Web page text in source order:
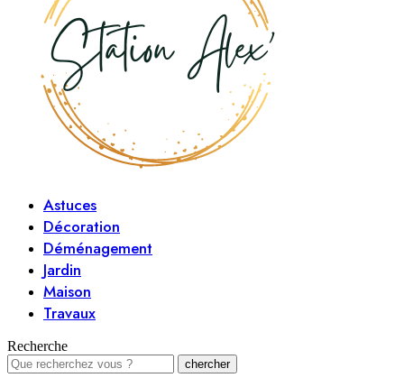
Astuces
Décoration
Déménagement
Jardin
Maison
Travaux
Recherche